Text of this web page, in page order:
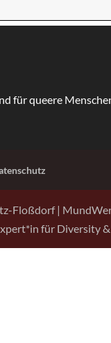
Floßdorf |
für Diversity